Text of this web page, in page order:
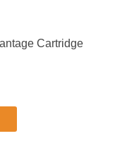
Cartridge